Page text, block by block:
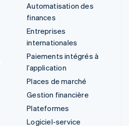
Automatisation des
finances
Entreprises
internationales
Paiements intégrés à
l’application
Places de marché
Gestion financière
Plateformes
Logiciel-service